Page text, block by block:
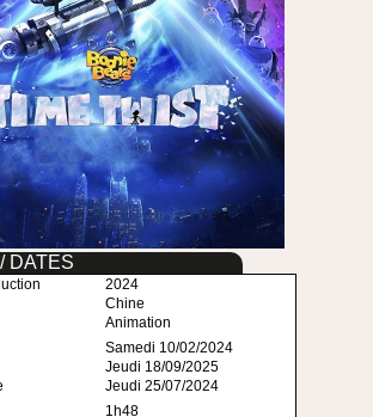
DATES
2024
Chine
Animation
Samedi 10/02/2024
Jeudi 18/09/2025
Jeudi 25/07/2024
1h48